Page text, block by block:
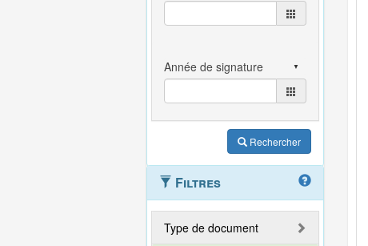
Rechercher
Filtres
Type de document